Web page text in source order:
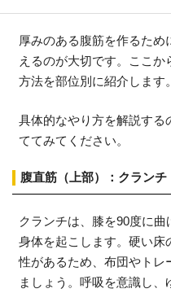
厚みのある腹筋を作るた
えるのが大切です。ここ
方法を部位別に紹介します。
具体的なやり方を解説する
ててみてください。
腹直筋（上部）：クランチ
クランチは、膝を90度に
身体を起こします。硬い床
性があるため、布団やトレ
ましょう。呼吸を意識し